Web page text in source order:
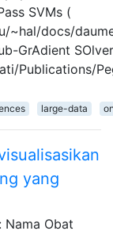
SVMs (
~hal/docs/
GrAdient
Publications/
large-data
yang
Nama Obat